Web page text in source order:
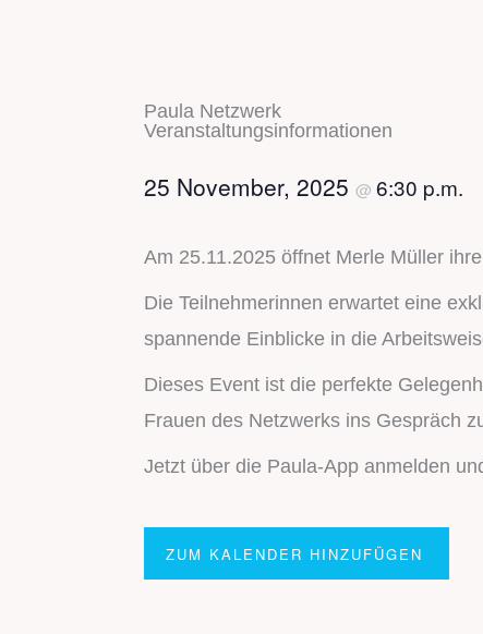
Paula Netzwerk
Veranstaltungs­informationen
25 November, 2025 @ 6:30 p.m.
Am 25.11.2025 öffnet Merle Müller
Die Teilnehmerinnen erwartet eine
spannende Einblicke in die
Dieses Event ist die perfekte
Frauen des Netzwerks ins Gespräch
Jetzt über die Paula-App anmelden
ZUM KALENDER HINZUFÜGEN